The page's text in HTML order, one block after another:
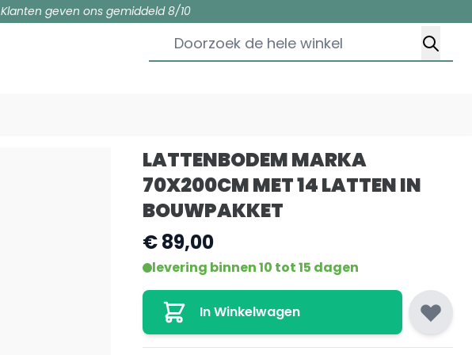
Klanten geven ons gemiddeld 8/10
Doorzoek de hele winkel
LATTENBODEM MARKA
70X200CM MET 14 LATTEN IN
BOUWPAKKET
€ 89,00
levering binnen 10 tot 15 dagen
In Winkelwagen